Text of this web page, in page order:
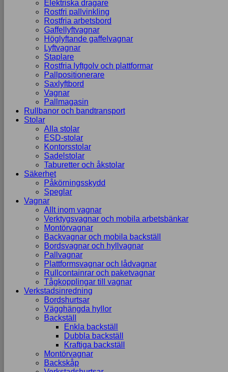
Elektriska dragare
Rostfri pallvinkling
Rostfria arbetsbord
Gaffellyftvagnar
Höglyftande gaffelvagnar
Lyftvagnar
Staplare
Rostfria lyftgolv och plattformar
Pallpositionerare
Saxlyftbord
Vagnar
Pallmagasin
Rullbanor och bandtransport
Stolar
Alla stolar
ESD-stolar
Kontorsstolar
Sadelstolar
Taburetter och åkstolar
Säkerhet
Påkörningsskydd
Speglar
Vagnar
Allt inom vagnar
Verktygsvagnar och mobila arbetsbänkar
Montörvagnar
Backvagnar och mobila backställ
Bordsvagnar och hyllvagnar
Pallvagnar
Plattformsvagnar och lådvagnar
Rullcontainrar och paketvagnar
Tågkopplingar till vagnar
Verkstadsinredning
Bordshurtsar
Vägghängda hyllor
Backställ
Enkla backställ
Dubbla backställ
Kraftiga backställ
Montörvagnar
Backskåp